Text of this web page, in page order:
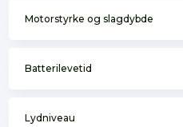
Motorstyrke og slagdybde
Batterilevetid
Lydniveau